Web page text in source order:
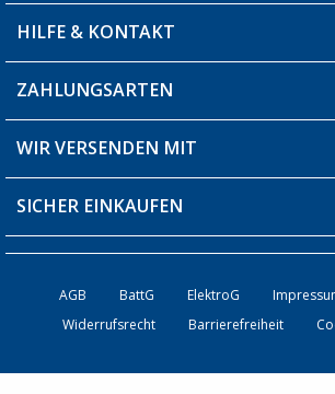
Blog
Produkttester
Über uns
HILFE & KONTAKT
Fragen & Antworten / FAQ
Versandinformationen
Bestellstatus
Kontakt
ZAHLUNGSARTEN
WIR VERSENDEN MIT
SICHER EINKAUFEN
AGB BattG ElektroG
Widerrufsrecht
Barrierefreiheit